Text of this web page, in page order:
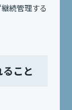
続管理する
こと